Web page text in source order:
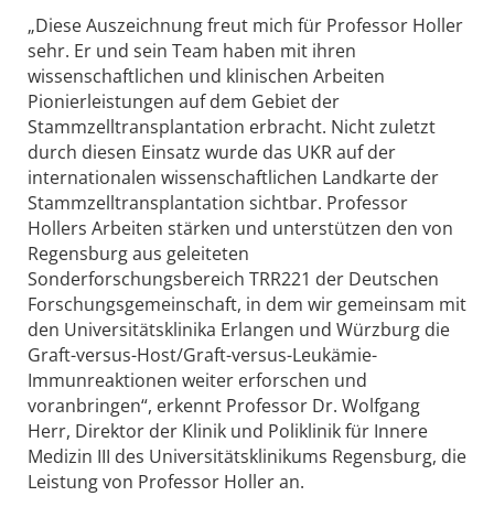
„Diese Auszeichnung freut mich für Professor Holler
sehr. Er und sein Team haben mit ihren
wissenschaftlichen und klinischen Arbeiten
Pionierleistungen auf dem Gebiet der
Stammzelltransplantation erbracht. Nicht zuletzt
durch diesen Einsatz wurde das UKR auf der
internationalen wissenschaftlichen Landkarte der
Stammzelltransplantation sichtbar. Professor
Hollers Arbeiten stärken und unterstützen den von
Regensburg aus geleiteten
Sonderforschungsbereich TRR221 der Deutschen
Forschungsgemeinschaft, in dem wir gemeinsam mit
den Universitätsklinika Erlangen und Würzburg die
Graft-versus-Host/Graft-versus-Leukämie-
Immunreaktionen weiter erforschen und
voranbringen“, erkennt Professor Dr. Wolfgang
Herr, Direktor der Klinik und Poliklinik für Innere
Medizin III des Universitätsklinikums Regensburg, die
Leistung von Professor Holler an.